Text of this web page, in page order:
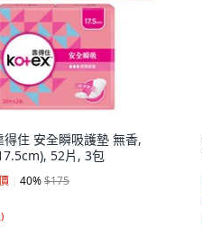
得住 安全瞬吸護墊 無香,
52片, 3包
40%$175
)